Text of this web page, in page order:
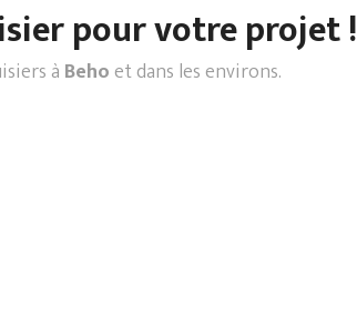
pour votre projet !
à Behoet dans les environs.